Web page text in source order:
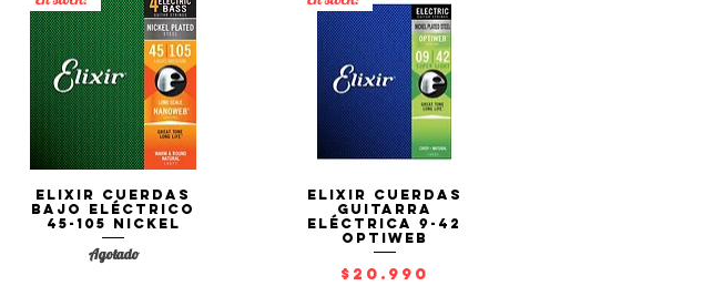
Vista rápida
Elixir Cuerdas
Bajo Eléctrico
45-105 Nickel
Agotado
Vista rápida
Elixir Cuerdas
Guitarra
Eléctrica 9-42
OPTIWEB
Precio
$20.990